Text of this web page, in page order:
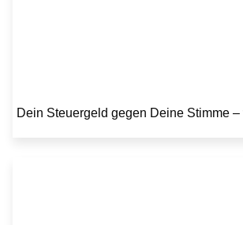
Dein Steuergeld gegen Deine Stimme